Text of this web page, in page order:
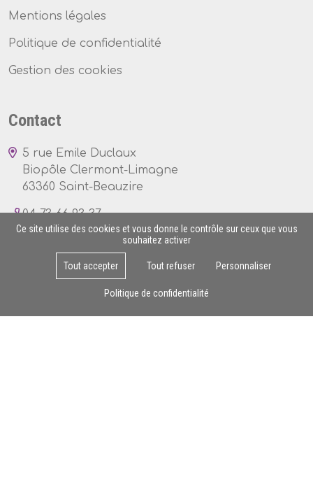
Mentions légales
Politique de confidentialité
Gestion des cookies
Contact
5 rue Emile Duclaux
Biopôle Clermont-Limagne
63360 Saint-Beauzire
04 73 66 93 37
Lun - Ven : 8h - 17h
Ce site utilise des cookies et vous donne le contrôle sur ceux que vous
souhaitez activer
Tout accepter Tout refuser Personnaliser
Politique de confidentialité